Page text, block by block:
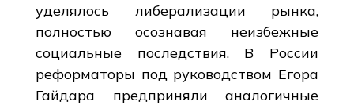
уделялось либерализации рынка,
полностью осознавая неизбежные
социальные последствия. В России
реформаторы под руководством Егора
Гайдара предприняли аналогичные